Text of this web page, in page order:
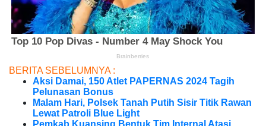
BERITA SEBELUMNYA :
Aksi Damai, 150 Atlet PAPERNAS 2024 Tagih
Pelunasan Bonus
Malam Hari, Polsek Tanah Putih Sisir Titik Rawan
Lewat Patroli Blue Light